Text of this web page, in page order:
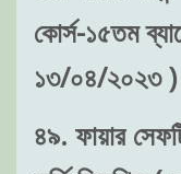
কোর্স-১৫তম
১৩/০৪/২০২৩ )
৪৯. ফায়ার